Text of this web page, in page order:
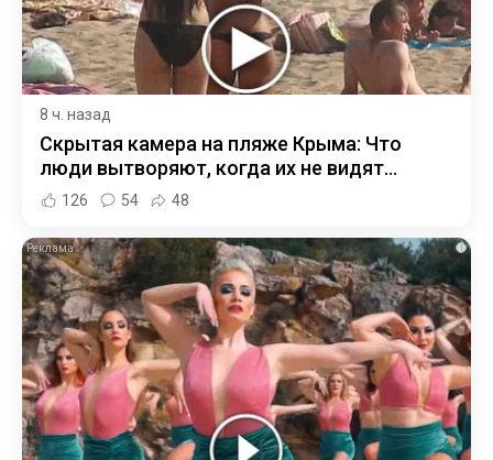
8 ч. назад
Скрытая камера на пляже Крыма: Что
люди вытворяют, когда их не видят...
126 54 48
i